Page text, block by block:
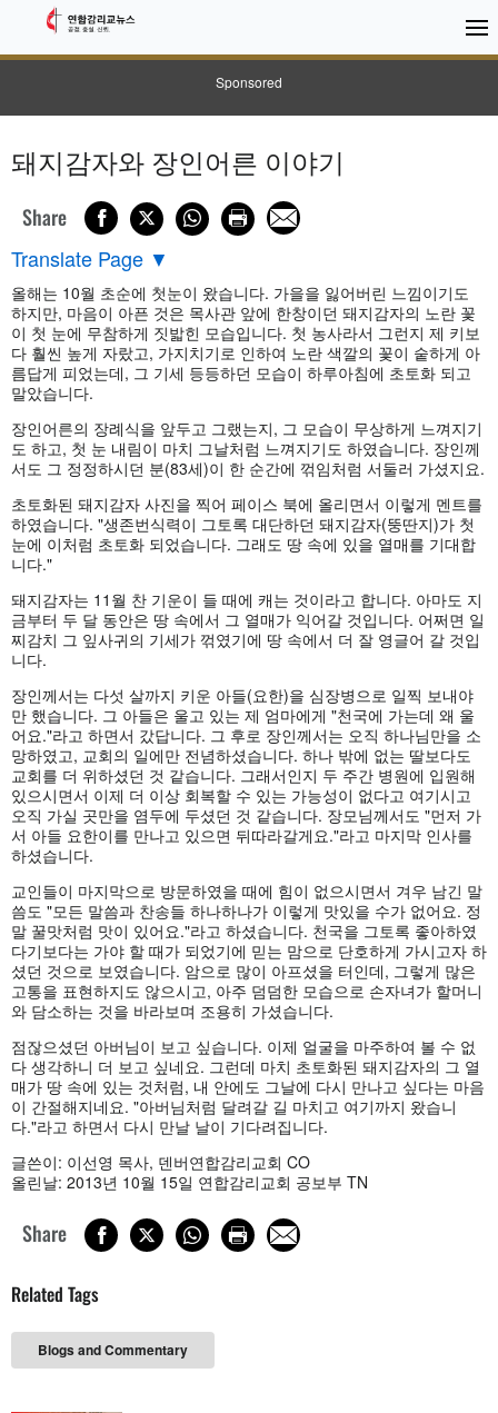
Sponsored
돼지감자와 장인어른 이야기
Share
Translate Page ▼
올해는 10월 초순에 첫눈이 왔습니다. 가을을 잃어버린 느낌이기도
하지만, 마음이 아픈 것은 목사관 앞에 한창이던 돼지감자의 노란 꽃
이 첫 눈에 무참하게 짓밟힌 모습입니다. 첫 농사라서 그런지 제 키보
다 훨씬 높게 자랐고, 가지치기로 인하여 노란 색깔의 꽃이 숱하게 아
름답게 피었는데, 그 기세 등등하던 모습이 하루아침에 초토화 되고
말았습니다.
장인어른의 장례식을 앞두고 그랬는지, 그 모습이 무상하게 느껴지기
도 하고, 첫 눈 내림이 마치 그날처럼 느껴지기도 하였습니다. 장인께
서도 그 정정하시던 분(83세)이 한 순간에 꺾임처럼 서둘러 가셨지요.
초토화된 돼지감자 사진을 찍어 페이스 북에 올리면서 이렇게 멘트를
하였습니다. "생존번식력이 그토록 대단하던 돼지감자(뚱딴지)가 첫
눈에 이처럼 초토화 되었습니다. 그래도 땅 속에 있을 열매를 기대합
니다."
돼지감자는 11월 찬 기운이 들 때에 캐는 것이라고 합니다. 아마도 지
금부터 두 달 동안은 땅 속에서 그 열매가 익어갈 것입니다. 어쩌면 일
찌감치 그 잎사귀의 기세가 꺾였기에 땅 속에서 더 잘 영글어 갈 것입
니다.
장인께서는 다섯 살까지 키운 아들(요한)을 심장병으로 일찍 보내야
만 했습니다. 그 아들은 울고 있는 제 엄마에게 "천국에 가는데 왜 울
어요."라고 하면서 갔답니다. 그 후로 장인께서는 오직 하나님만을 소
망하였고, 교회의 일에만 전념하셨습니다. 하나 밖에 없는 딸보다도
교회를 더 위하셨던 것 같습니다. 그래서인지 두 주간 병원에 입원해
있으시면서 이제 더 이상 회복할 수 있는 가능성이 없다고 여기시고
오직 가실 곳만을 염두에 두셨던 것 같습니다. 장모님께서도 "먼저 가
서 아들 요한이를 만나고 있으면 뒤따라갈게요."라고 마지막 인사를
하셨습니다.
교인들이 마지막으로 방문하였을 때에 힘이 없으시면서 겨우 남긴 말
씀도 "모든 말씀과 찬송들 하나하나가 이렇게 맛있을 수가 없어요. 정
말 꿀맛처럼 맛이 있어요."라고 하셨습니다. 천국을 그토록 좋아하였
다기보다는 가야 할 때가 되었기에 믿는 맘으로 단호하게 가시고자 하
셨던 것으로 보였습니다. 암으로 많이 아프셨을 터인데, 그렇게 많은
고통을 표현하지도 않으시고, 아주 덤덤한 모습으로 손자녀가 할머니
와 담소하는 것을 바라보며 조용히 가셨습니다.
점잖으셨던 아버님이 보고 싶습니다. 이제 얼굴을 마주하여 볼 수 없
다 생각하니 더 보고 싶네요. 그런데 마치 초토화된 돼지감자의 그 열
매가 땅 속에 있는 것처럼, 내 안에도 그날에 다시 만나고 싶다는 마음
이 간절해지네요. "아버님처럼 달려갈 길 마치고 여기까지 왔습니
다."라고 하면서 다시 만날 날이 기다려집니다.
글쓴이: 이선영 목사, 덴버연합감리교회 CO
올린날: 2013년 10월 15일 연합감리교회 공보부 TN
Share
Related Tags
Blogs and Commentary